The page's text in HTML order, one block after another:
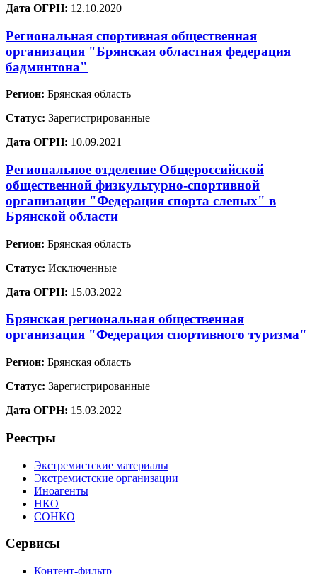
Дата ОГРН: 12.10.2020
Региональная спортивная общественная
организация "Брянская областная федерация
бадминтона"
Регион: Брянская область
Статус: Зарегистрированные
Дата ОГРН: 10.09.2021
Региональное отделение Общероссийской
общественной физкультурно-спортивной
организации "Федерация спорта слепых" в
Брянской области
Регион: Брянская область
Статус: Исключенные
Дата ОГРН: 15.03.2022
Брянская региональная общественная
организация "Федерация спортивного туризма"
Регион: Брянская область
Статус: Зарегистрированные
Дата ОГРН: 15.03.2022
Реестры
Экстремистские материалы
Экстремистские организации
Иноагенты
НКО
СОНКО
Сервисы
Контент-фильтр